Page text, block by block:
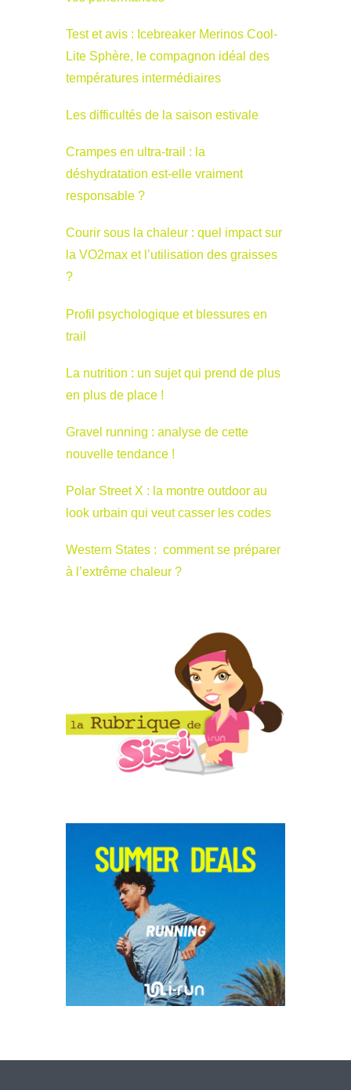
Test et avis : Icebreaker Merinos Cool-
Lite Sphère, le compagnon idéal des
températures intermédiaires
Les difficultés de la saison estivale
Crampes en ultra-trail : la
déshydratation est-elle vraiment
responsable ?
Courir sous la chaleur : quel impact sur
la VO2max et l’utilisation des graisses
?
Profil psychologique et blessures en
trail
La nutrition : un sujet qui prend de plus
en plus de place !
Gravel running : analyse de cette
nouvelle tendance !
Polar Street X : la montre outdoor au
look urbain qui veut casser les codes
Western States : comment se préparer
à l’extrême chaleur ?